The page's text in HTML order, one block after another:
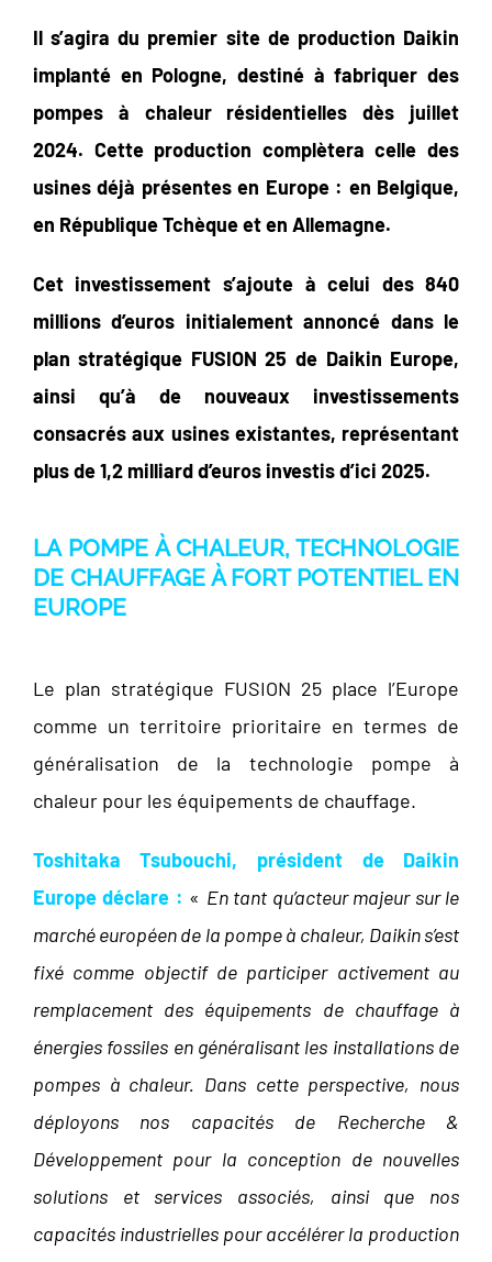
Il s’agira du premier site de production Daikin
implanté en Pologne, destiné à fabriquer des
pompes à chaleur résidentielles dès juillet
2024. Cette production complètera celle des
usines déjà présentes en Europe : en Belgique,
en République Tchèque et en Allemagne.
Cet investissement s’ajoute à celui des 840
millions d’euros initialement annoncé dans le
plan stratégique FUSION 25 de Daikin Europe,
ainsi qu’à de nouveaux investissements
consacrés aux usines existantes, représentant
plus de 1,2 milliard d’euros investis d’ici 2025.
LA POMPE À CHALEUR, TECHNOLOGIE
DE CHAUFFAGE À FORT POTENTIEL EN
EUROPE
Le plan stratégique FUSION 25 place l’Europe
comme un territoire prioritaire en termes de
généralisation de la technologie pompe à
chaleur pour les équipements de chauffage.
Toshitaka Tsubouchi, président de Daikin
Europe déclare : « En tant qu’acteur majeur sur le
marché européen de la pompe à chaleur, Daikin s’est
fixé comme objectif de participer activement au
remplacement des équipements de chauffage à
énergies fossiles en généralisant les installations de
pompes à chaleur. Dans cette perspective, nous
déployons nos capacités de Recherche &
Développement pour la conception de nouvelles
solutions et services associés, ainsi que nos
capacités industrielles pour accélérer la production